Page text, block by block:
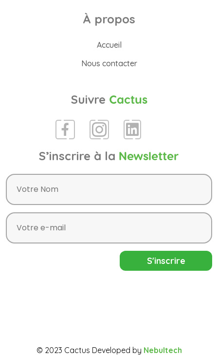
À propos
Accueil
Nous contacter
Suivre Cactus
S’inscrire à la Newsletter
© 2023 Cactus Developed by Nebultech